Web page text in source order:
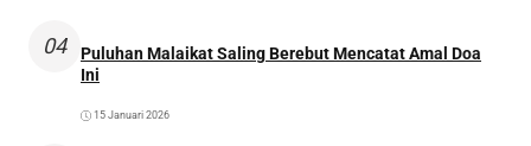
04
Puluhan Malaikat Saling Berebut Mencatat Amal Doa
Ini
15 Januari 2026